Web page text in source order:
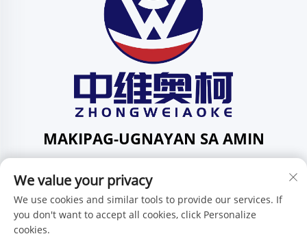
MAKIPAG-UGNAYAN SA AMIN
Distrito ng Pingdi, Shenzhen, Guangdong, Tsina
Telepono:+86-15986647296
E-mail: [email protected]
We value your privacy
We use cookies and similar tools to provide our services. If
you don't want to accept all cookies, click Personalize
cookies.